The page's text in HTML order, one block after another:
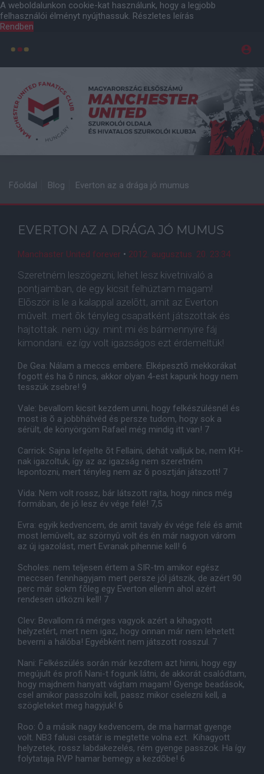
A weboldalunkon cookie-kat használunk, hogy a legjobb
felhasználói élményt nyújthassuk. Részletes leírás
Rendben
Főoldal Blog Everton az a drága jó mumus
EVERTON AZ A DRÁGA JÓ MUMUS
Manchaster United forever • 2012. augusztus. 20. 23:34
Szeretném leszögezni, lehet lesz kivetnivaló a
pontjaimban, de egy kicsit felhúztam magam!
Elõször is le a kalappal azelõtt, amit az Everton
mûvelt. mert õk tényleg csapatként játszottak és
hajtottak. nem úgy. mint mi és bármennyire fáj
kimondani. ez így volt igazságos ezt érdemeltük!
De Gea: Nálam a meccs embere. Elképesztõ mekkorákat
fogott és ha õ nincs, akkor olyan 4-est kapunk hogy nem
tesszük zsebre! 9
Vale: bevallom kicsit kezdem unni, hogy felkészülésnél és
most is õ a jobbhátvéd és persze tudom, hogy sok a
sérült, de könyörgöm Rafael még mindig itt van! 7
Carrick: Sajna lefejelte õt Fellaini, dehát valljuk be, nem KH-
nak igazoltuk, így az az igazság nem szeretném
lepontozni, mert tényleg nem az õ posztján játszott! 7
Vida: Nem volt rossz, bár látszott rajta, hogy nincs még
formában, de jó lesz év vége felé! 7,5
Evra: egyik kedvencem, de amit tavaly év vége felé és amit
most lemûvelt, az szörnyû volt és én már nagyon várom
az új igazolást, mert Evranak pihennie kell! 6
Scholes: nem teljesen értem a SIR-tm amikor egész
meccsen fennhagyjam mert persze jól játszik, de azért 90
perc már sokm fõleg egy Everton ellenm ahol azért
rendesen ütközni kell! 7
Clev: Bevallom rá mérges vagyok azért a kihagyott
helyzetért, mert nem igaz, hogy onnan már nem lehetett
beverni a hálóba! Egyébként nem játszott rosszul. 7
Nani: Felkészülés során már kezdtem azt hinni, hogy egy
megújult és profi Nani-t fogunk látni, de akkorát csalódtam,
hogy majdnem hanyatt vágtam magam! Gyenge beadások,
csel amikor passzolni kell, passz mikor cselezni kell, a
szögleteket meg hagyjuk! 6
Roo: Õ a másik nagy kedvencem, de ma harmat gyenge
volt. NB3 falusi csatár is megtette volna ezt. Kihagyott
helyzetek, rossz labdakezelés, rém gyenge passzok. Ha így
folytataja RVP hamar bemegy a kezdõbe! 6